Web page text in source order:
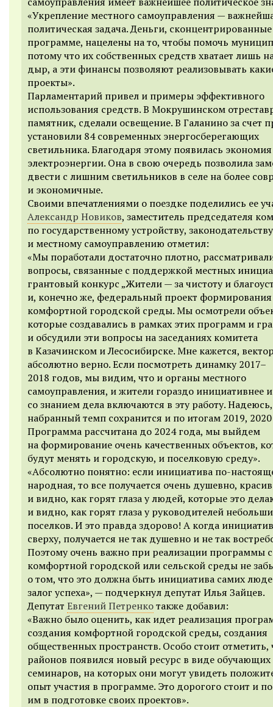
«Укрепление местного самоуправления —
политическая задача. Деньги,
программе, нацелены на то, чтобы помочь
потому что их собственных средств хватает лишь
дыр, а эти финансы позволяют реализовывать
проекты».
Парламентарий привел и примеры эффективного
использования средств. В Мокрушинском
памятник, сделали освещение. В Галанино за счет
установили 84 современных энергосберегающих
светильника. Благодаря этому появилась
электроэнергии. Она в свою очередь позволила
двести с лишним светильников в селе на более
и экономичные.
Своими впечатлениями о поездке поделились ее
Александр Новиков, заместитель председателя
по государственному устройству, законодательству
и местному самоуправлению отметил:
«Мы поработали достаточно плотно,
вопросы, связанные с поддержкой местных
грантовый конкурс „Жители — за чистоту и
и, конечно же, федеральный проект формирования
комфортной городской среды. Мы осмотрели
которые создавались в рамках этих программ и
и обсудили эти вопросы на заседаниях комитета
в Казачинском и Лесосибирске. Мне кажется,
абсолютно верно. Если посмотреть динамку 2017–
2018 годов, мы видим, что и органы местного
самоуправления, и жители гораздо инициативнее
со знанием дела включаются в эту работу.
набранный темп сохранится и по итогам 2019,
Программа рассчитана до 2024 года, мы выйдем
на формирование очень качественных объектов,
будут менять и городскую, и поселковую среду».
«Абсолютно понятно: если инициатива по-
народная, то все получается очень душевно,
и видно, как горят глаза у людей, которые это
и видно, как горят глаза у руководителей
поселков. И это правда здорово! А когда
сверху, получается не так душевно и не так
Поэтому очень важно при реализации программы
комфортной городской или сельской среды не
о том, что это должна быть инициатива самих
залог успеха», — подчеркнул депутат Илья Зайцев.
Депутат Евгений Петренкотакже добавил:
«Важно было оценить, как идет реализация
создания комфортной городской среды, создания
общественных пространств. Особо стоит отметить,
районов появился новый ресурс в виде обучающих
семинаров, на которых они могут увидеть
опыт участия в программе. Это дорогого стоит и
им в подготовке своих проектов».